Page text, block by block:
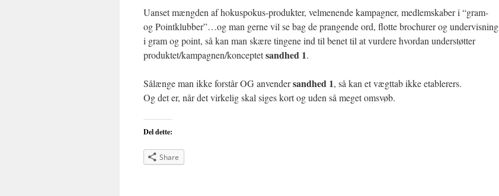
Uanset mængden af hokuspokus-produkter, velmenende kampagner, medlemskaber i “gram-
og Pointklubber”…og man gerne vil se bag de prangende ord, flotte brochurer og undervisning
i gram og point, så kan man skære tingene ind til benet til at vurdere hvordan understøtter
produktet/kampagnen/konceptetsandhed 1.
Sålænge man ikke forstår OG anvendersandhed 1, så kan et vægttab ikke etablerers.
Og det er, når det virkelig skal siges kort og uden så meget omsvøb.
Del dette:
Share